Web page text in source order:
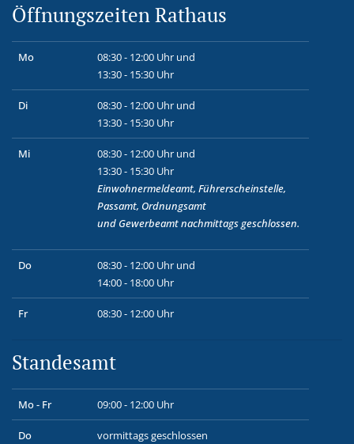
Öffnungszeiten Rathaus
Mo
08:30 - 12:00 Uhr und
13:30 - 15:30 Uhr
Di
08:30 - 12:00 Uhr und
13:30 - 15:30 Uhr
Mi
08:30 - 12:00 Uhr und
13:30 - 15:30 Uhr
Einwohnermeldeamt, Führerscheinstelle,
Passamt, Ordnungsamt
und Gewerbeamtnachmittags geschlossen.
Do
08:30 - 12:00 Uhr und
14:00 - 18:00 Uhr
Fr 08:30 - 12:00 Uhr
Standesamt
Mo - Fr 09:00 - 12:00 Uhr
Do
vormittags geschlossen